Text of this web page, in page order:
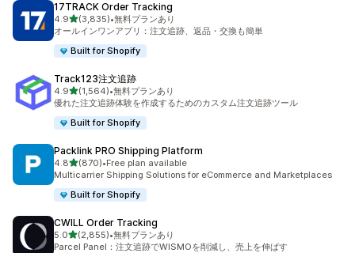
17TRACK Order Tracking
4.95つ星中
(3,835)
合計レビュー数：3835件
•無料プランあり
オールインワンアプリ：注文追跡、返品・交換も簡単
Built for Shopify
Track123注文追跡
4.95つ星中
(1,564)
合計レビュー数：1564件
•無料プランあり
優れた注文追跡体験を作成するためのカスタム注文追跡ツール
Built for Shopify
Packlink PRO Shipping Platform
4.85つ星中
(870)
合計レビュー数：870件
•Free plan available
Multicarrier Shipping Solutions for eCommerce and Marketplaces
Built for Shopify
CWILL Order Tracking
5.05つ星中
(2,855)
合計レビュー数：2855件
•無料プランあり
Parcel Panel：注文追跡でWISMOを削減し、売上を伸ばす